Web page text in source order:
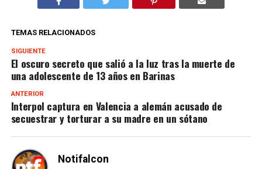
TEMAS RELACIONADOS
SIGUIENTE
El oscuro secreto que salió a la luz tras la muerte de
una adolescente de 13 años en Barinas
ANTERIOR
Interpol captura en Valencia a alemán acusado de
secuestrar y torturar a su madre en un sótano
Notifalcon